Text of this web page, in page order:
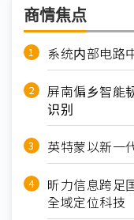
商情焦点
系统内部电路
屏南偏乡智能
识别
英特蒙以新一
昕力信息跨足
全域定位科技